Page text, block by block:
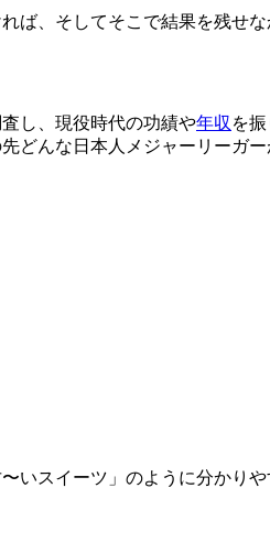
ば、そしてそこで結果を残せ
し、現役時代の功績や年収 を
どんな日本人メジャーリーガ
いスイーツ」のように分かりや